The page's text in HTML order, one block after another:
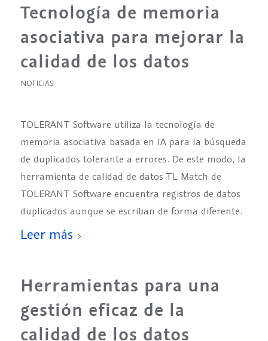
Tecnología de memoria
asociativa para mejorar la
calidad de los datos
NOTICIAS
TOLERANT Software utiliza la tecnología de
memoria asociativa basada en IA para la búsqueda
de duplicados tolerante a errores. De este modo, la
herramienta de calidad de datos TL Match de
TOLERANT Software encuentra registros de datos
duplicados aunque se escriban de forma diferente.
Leer más
Herramientas para una
gestión eficaz de la
calidad de los datos